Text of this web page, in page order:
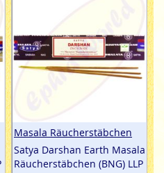
Masala Räucherstäbchen
Satya Darshan Earth Masala
Räucherstäbchen (BNG) LLP